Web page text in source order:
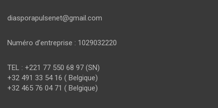
diasporapulsenet@gmail.com
Numéro d’entreprise : 1029032220
TEL : +221 77 550 68 97 (SN)
+32 491 33 54 16 ( Belgique)
+32 465 76 04 71 ( Belgique)